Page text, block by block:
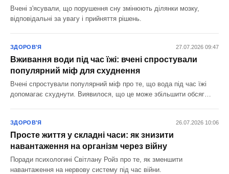
Вчені з'ясували, що порушення сну змінюють ділянки мозку,
відповідальні за увагу і прийняття рішень.
ЗДОРОВ'Я 27.07.2026 09:47
Вживання води під час їжі: вчені спростували
популярний міф для схуднення
Вчені спростували популярний міф про те, що вода під час їжі
допомагає схуднути. Виявилося, що це може збільшити обсяг
ЗДОРОВ'Я 26.07.2026 10:06
Просте життя у складні часи: як знизити
навантаження на організм через війну
Поради психологині Світлану Ройз про те, як зменшити
навантаження на нервову систему під час війни.